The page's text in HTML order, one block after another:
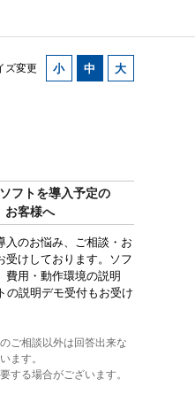
ズ変更
フトを導入予定の
お客様へ
入のお悩み、ご相談・お
受けしております。ソフ
費用・動作環境の説明
の説明デモ受付もお受け
ご相談以外は回答出来な
ます。
する場合がございます。